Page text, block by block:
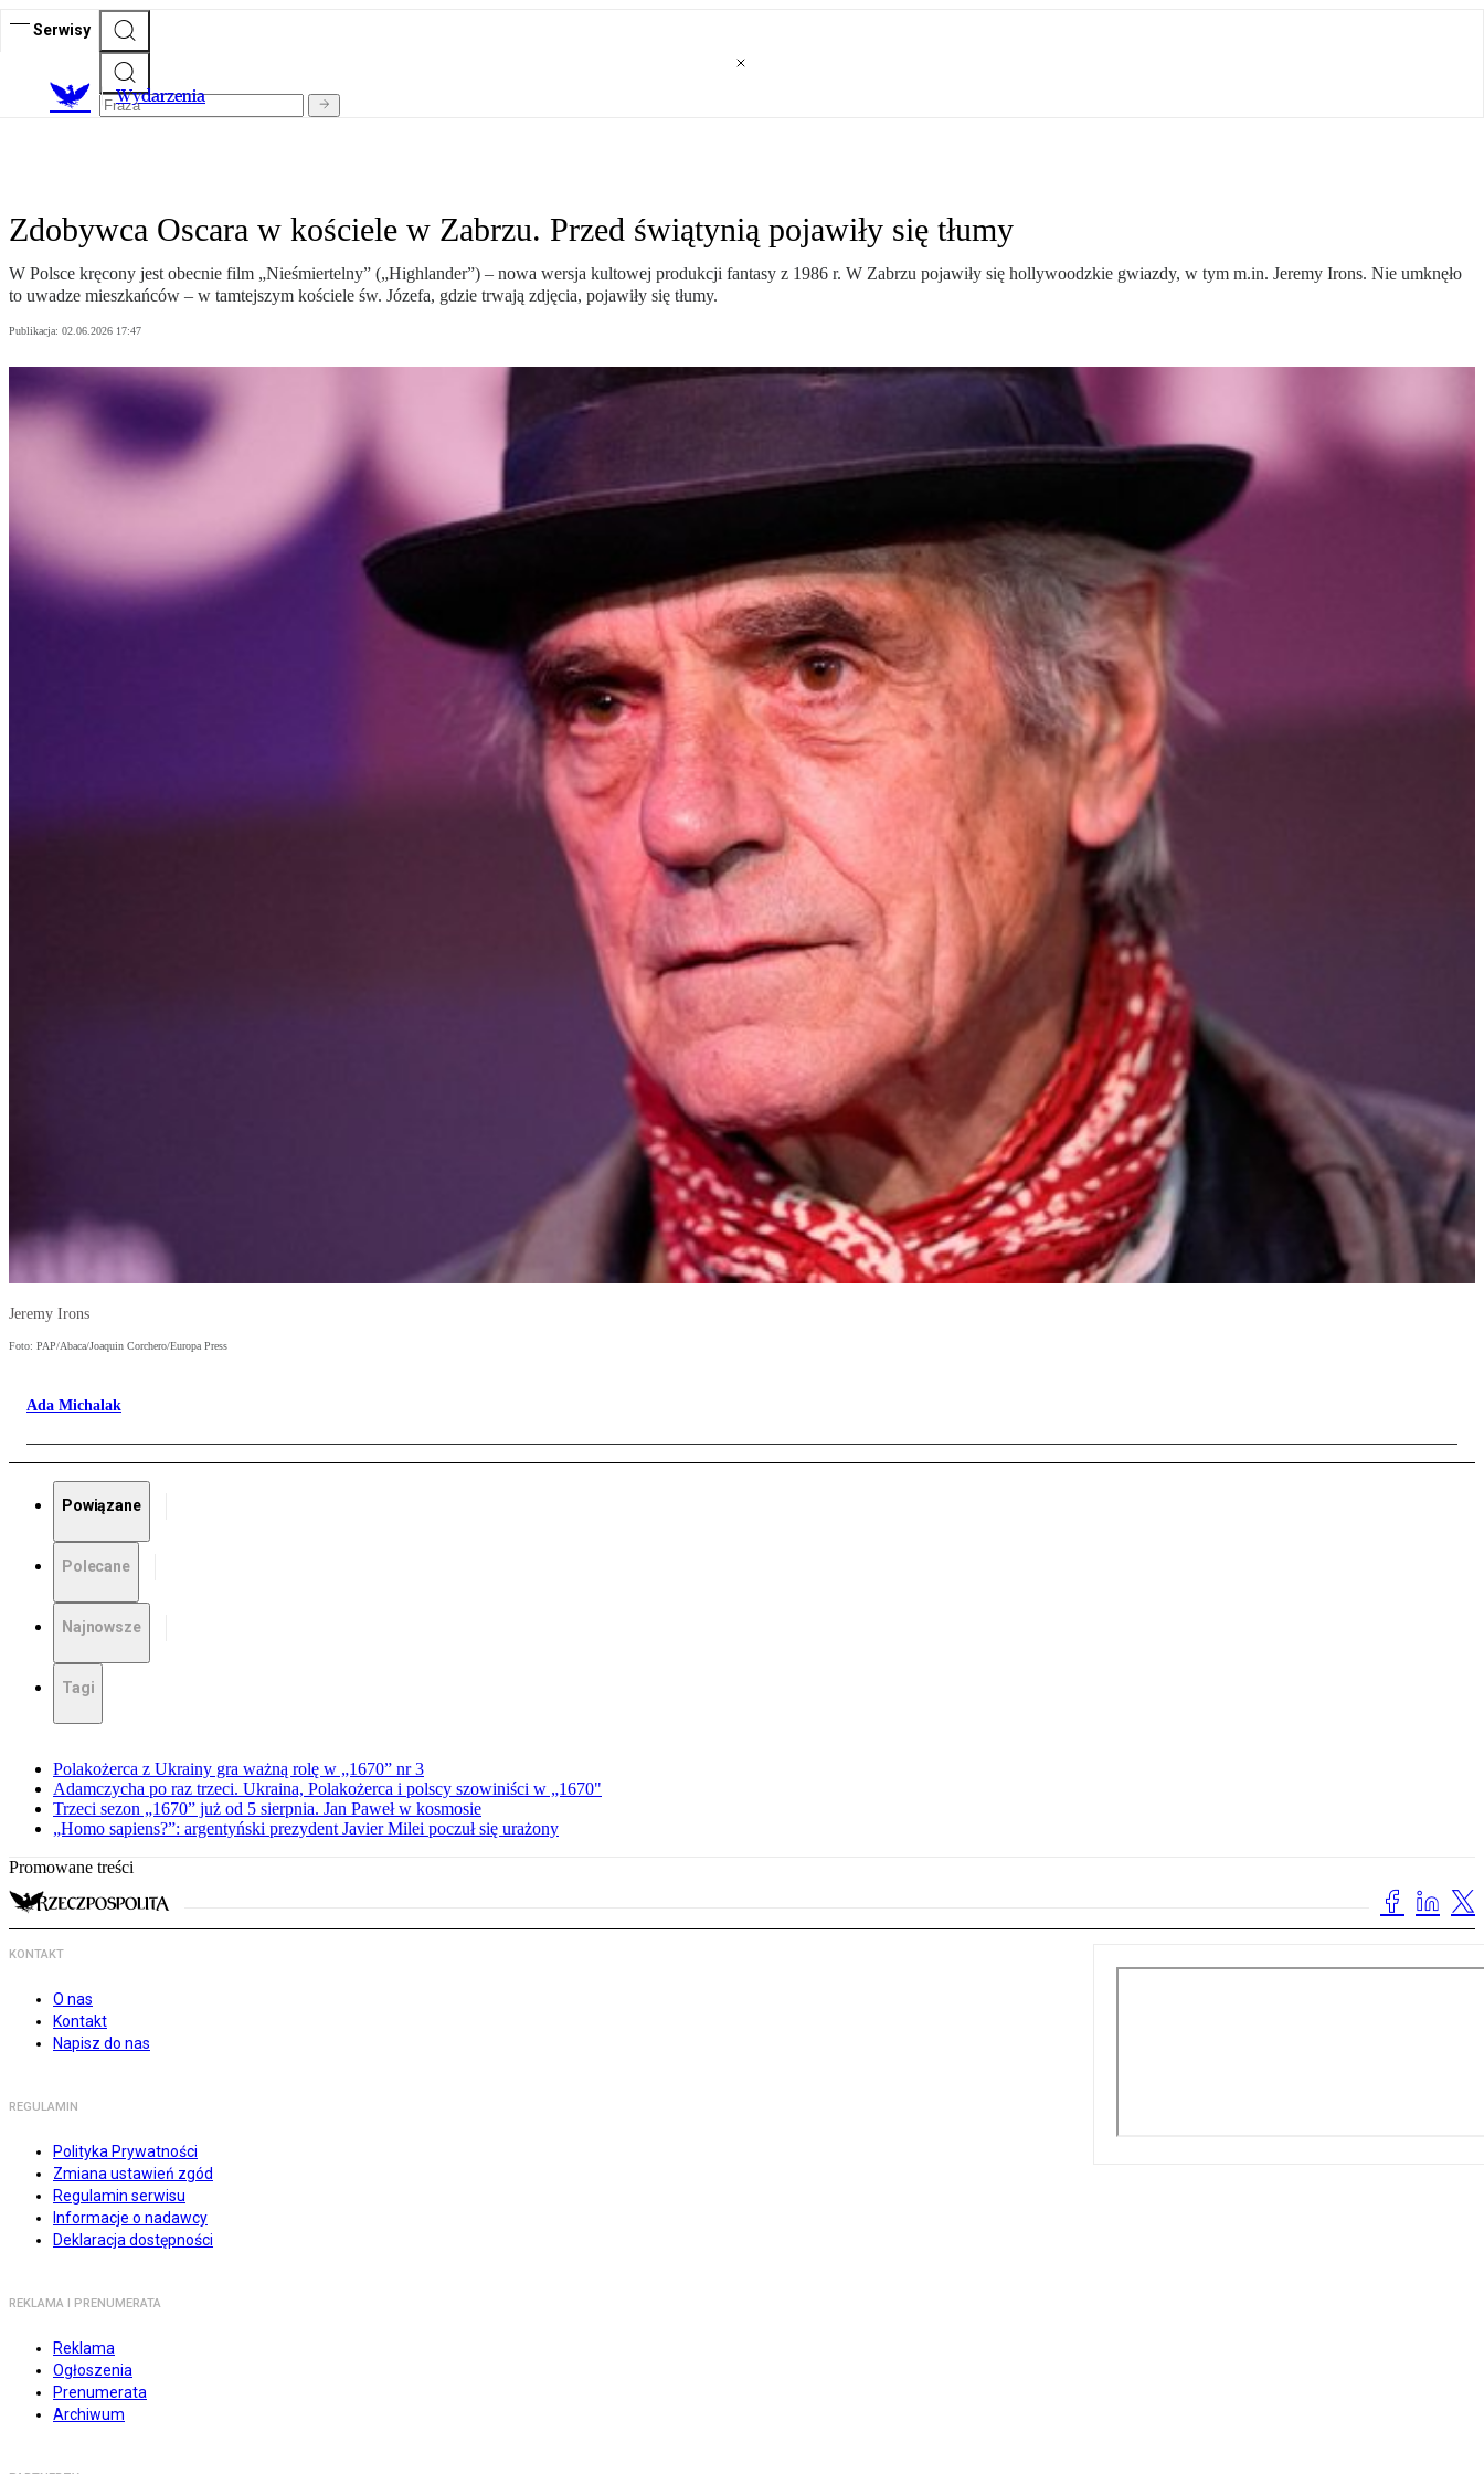
Serwisy
Wydarzenia
Zdobywca Oscara w kościele w Zabrzu. Przed świątynią pojawiły się tłumy
W Polsce kręcony jest obecnie film „Nieśmiertelny” („Highlander”) – nowa wersja kultowej produkcji fantasy z 1986 r. W Zabrzu pojawiły się hollywoodzkie gwiazdy, w tym m.in. Jeremy Irons. Nie umknęło
to uwadze mieszkańców – w tamtejszym kościele św. Józefa, gdzie trwają zdjęcia, pojawiły się tłumy.
Publikacja: 02.06.2026 17:47
Jeremy Irons
Foto: PAP/Abaca/Joaquin Corchero/Europa Press
Ada Michalak
Powiązane
Polecane
Najnowsze
Tagi
Polakożerca z Ukrainy gra ważną rolę w „1670” nr 3
Adamczycha po raz trzeci. Ukraina, Polakożerca i polscy szowiniści w „1670"
Trzeci sezon „1670” już od 5 sierpnia. Jan Paweł w kosmosie
„Homo sapiens?”: argentyński prezydent Javier Milei poczuł się urażony
Promowane treści
KONTAKT
O nas
Kontakt
Napisz do nas
REGULAMIN
Polityka Prywatności
Zmiana ustawień zgód
Regulamin serwisu
Informacje o nadawcy
Deklaracja dostępności
REKLAMA I PRENUMERATA
Reklama
Ogłoszenia
Prenumerata
Archiwum